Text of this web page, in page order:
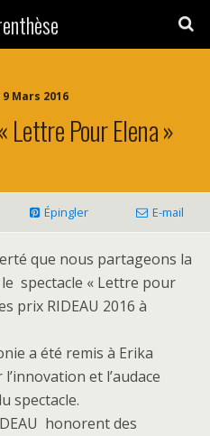
Mars 2016
Lettre Pour Elena »
Épingler E-mail
que nous partageons la
spectacle « Lettre pour
prix RIDEAU 2016 à
a été remis à Erika
et l’audace
spectacle.
honorent des